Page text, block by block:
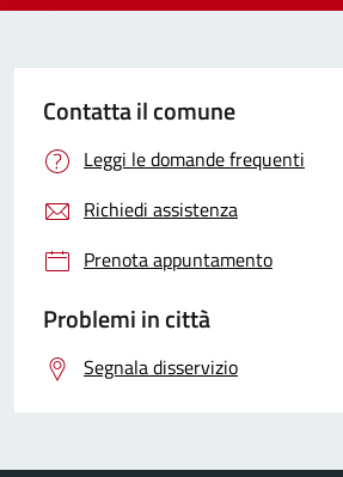
Contatta il comune
Leggi le domande frequenti
Richiedi assistenza
Prenota appuntamento
Problemi in città
Segnala disservizio